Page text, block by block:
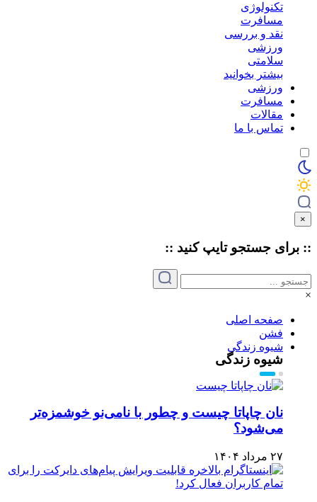
تکنولوژی
مسافرت
نقد و بررسی
ورزشی
سلامتی
بیشتر بخوانید
ورزشی
مسافرت
مقالات
تماس با ما
×
:: برای جستجو تایپکنید ::
×
صفحه اصلی
فشن
شیوه زندگی
شیوه زندگی
نان چاپاتا چیست و چطور با نامی‌نو خوشمزه‌تر
می‌شود؟
۲۷ مرداد ۱۴۰۴